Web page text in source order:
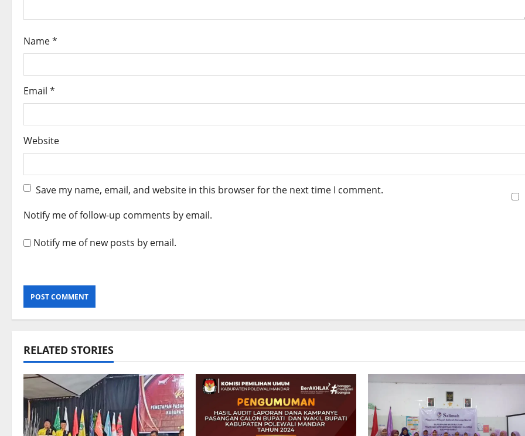
n
Name*
Email *
Website
Save my name, email, and website in this browser for the next time I comment.
Notify me of follow-up comments by email.
Notify me of new posts by email.
RELATED STORIES